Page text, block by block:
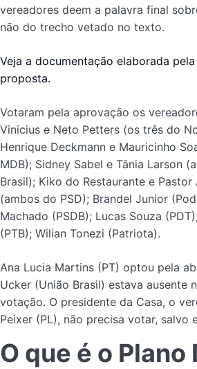
vereadores deem a palavra final
não do trecho vetado no texto.
Veja a documentação elaborada
proposta.
Votaram pela aprovação os
Vinicius e Neto Petters (os três do
Henrique Deckmann e Mauricinho
MDB); Sidney Sabel e Tânia Larson
Brasil); Kiko do Restaurante e Pastor
(ambos do PSD); Brandel Junior
Machado (PSDB); Lucas Souza
(PTB); Wilian Tonezi (Patriota).
Ana Lucia Martins (PT) optou pela
Ucker (União Brasil) estava ausente
votação. O presidente da Casa, o
Peixer (PL), não precisa votar, salvo
O que é o